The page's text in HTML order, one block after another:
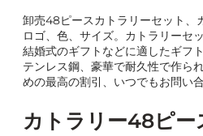
卸売48ピースカトラリーセット、
ロゴ、色、サイズ。カトラリーセ
結婚式のギフトなどに適したギフ
テンレス鋼、豪華で耐久性で作ら
めの最高の割引、いつでもお問い
カトラリー48ピー